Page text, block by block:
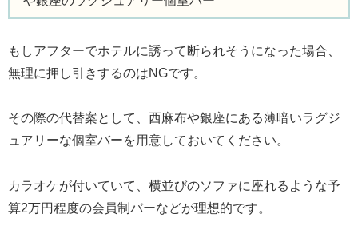
もしアフターでホテルに誘って断られそうになった場合、
無理に押し引きするのはNGです。
その際の代替案として、西麻布や銀座にある薄暗いラグジ
ュアリーな個室バーを用意しておいてください。
カラオケが付いていて、横並びのソファに座れるような予
算2万円程度の会員制バーなどが理想的です。